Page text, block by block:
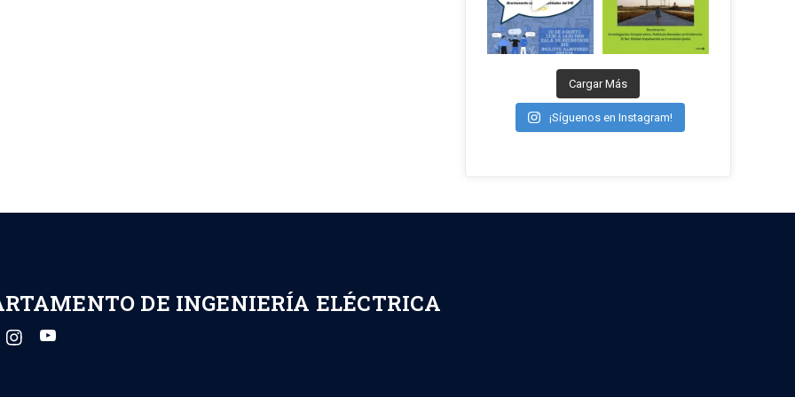
Cargar Más
¡Síguenos en Instagram!
DE INGENIERÍA ELÉCTRICA